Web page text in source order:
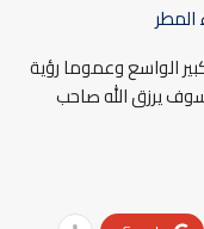
الواسع وعموما رؤية
يرزق الله صاحب